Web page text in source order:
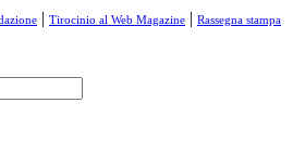
| Tirocinio al Web Magazine | Rassegna stampa